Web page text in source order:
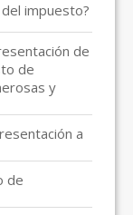
impuesto?
de
de
y
a
de